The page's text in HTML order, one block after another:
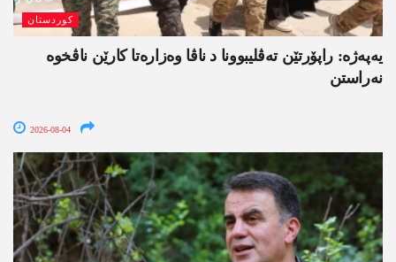
کوردستان
یەپەژە: راپۆرتێن تەڤلیبوونا د ناڤا وەزارەتا کارێن ناڤخوە
نەراستن
2026-08-04